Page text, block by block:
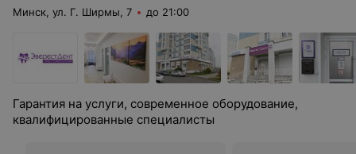
Минск, ул. Г. Ширмы, 7 до 21:00
Гарантия на услуги, современное оборудование,
квалифицированные специалисты